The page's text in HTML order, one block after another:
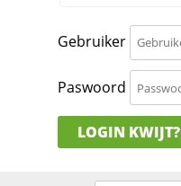
Gebruiker
Paswoord
LOGIN KWIJT?